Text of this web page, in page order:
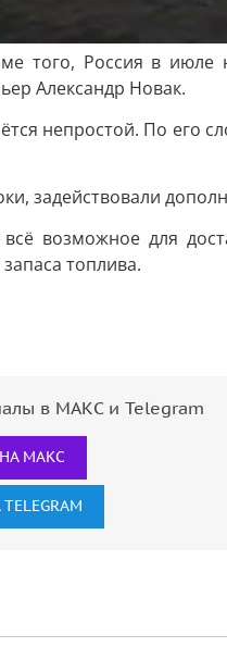
того, Россия в
Александр Новак.
непростой. По его
задействовали
возможное для
топлива.
в МАКС и Telegram
МАКС